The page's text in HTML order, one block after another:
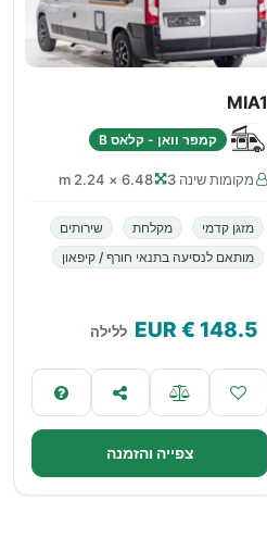
MIA1
קמפר וואן - קלאס B
מקומות שינה 3 6.48 × 2.24 m
מזגן קדמי מקלחת
שירותים
מותאם לנסיעה בתנאי חורף / קיפאון
148.5
€ EUR ללילה
צפייה והזמנה